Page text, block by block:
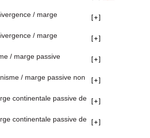
/ marge
/ marge
/ marge passive
/ marge passive non
continentale passive de
continentale passive de